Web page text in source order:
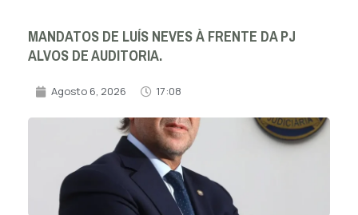
MANDATOS DE LUÍS NEVES À FRENTE DA PJ
ALVOS DE AUDITORIA.
Agosto 6, 2026 17:08